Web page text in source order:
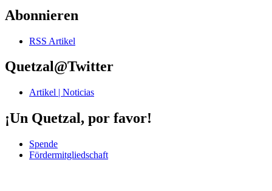
Abonnieren
RSS Artikel
Quetzal@Twitter
Artikel | Noticias
¡Un Quetzal, por favor!
Spende
Fördermitgliedschaft